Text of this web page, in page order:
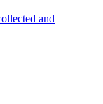
and